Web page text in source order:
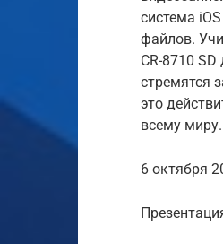
система
файлов.
CR-8710
стремятся
это
всему миру.
6 октября